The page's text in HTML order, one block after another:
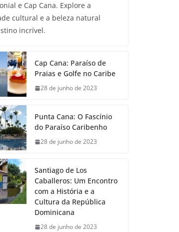
e Cap Cana. Explore a
cultural e a beleza natural
incrível.
Cap Cana: Paraíso de
Praias e Golfe no Caribe
28 de junho de 2023
Punta Cana: O Fascínio
do Paraíso Caribenho
28 de junho de 2023
Santiago de Los
Caballeros: Um Encontro
com a História e a
Cultura da República
Dominicana
28 de junho de 2023